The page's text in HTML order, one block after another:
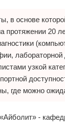
в основе
протяжении 20
лабораторной
узкой
где можно
-